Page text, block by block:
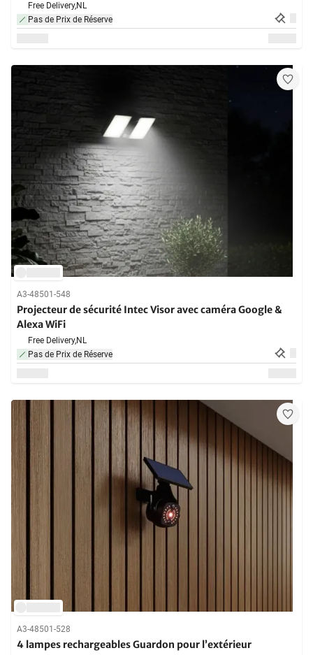
Free Delivery,NL
Pas de Prix de Réserve
A3-48501-548
Projecteur de sécurité Intec Visor avec caméra Google &
Alexa WiFi
Free Delivery,NL
Pas de Prix de Réserve
A3-48501-528
4 lampes rechargeables Guardon pour l’extérieur